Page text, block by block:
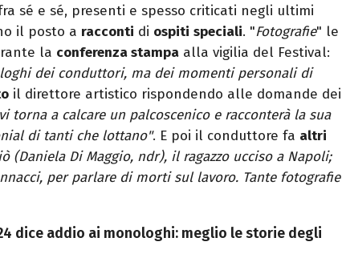
sé e sé, presenti e spesso criticati negli ultimi
il posto a racconti di ospiti speciali. "Fotografie" le
la conferenza stampa alla vigilia del Festival:
dei conduttori, ma dei momenti personali di
il direttore artistico rispondendo alle domande dei
torna a calcare un palcoscenico e racconterà la sua
di tanti che lottano". E poi il conduttore fa altri
(Daniela Di Maggio, ndr), il ragazzo ucciso a Napoli;
per parlare di morti sul lavoro. Tante fotografie
dice addio ai monologhi: meglio le storie degli